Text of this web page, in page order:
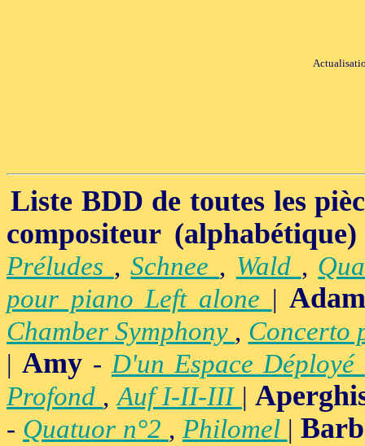
Liste BDD de toutes les
compositeur (alphabétique)
Préludes ,Schnee , Wald ,
pour piano Left alone |
Chamber Symphony , Concerto
|Amy -D'un Espace Déployé
Profond ,Auf I-II-III |
- Quatuor n°2 , Philomel |